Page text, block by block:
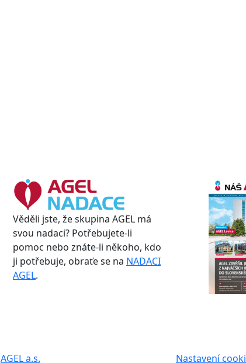
Věděli jste, že skupina AGEL má
svou nadaci? Potřebujete-li
pomoc nebo znáte-li někoho, kdo
ji potřebuje, obraťe se na NADACI
AGEL.
AGEL a.s. Nastavení